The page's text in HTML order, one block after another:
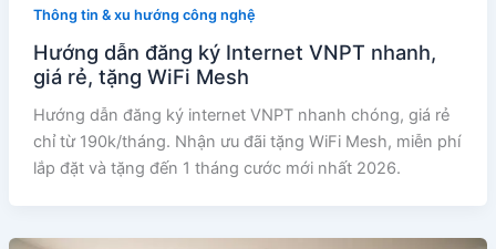
Thông tin & xu hướng công nghệ
Hướng dẫn đăng ký Internet VNPT nhanh,
giá rẻ, tặng WiFi Mesh
Hướng dẫn đăng ký internet VNPT nhanh chóng, giá rẻ
chỉ từ 190k/tháng. Nhận ưu đãi tặng WiFi Mesh, miễn phí
lắp đặt và tặng đến 1 tháng cước mới nhất 2026.